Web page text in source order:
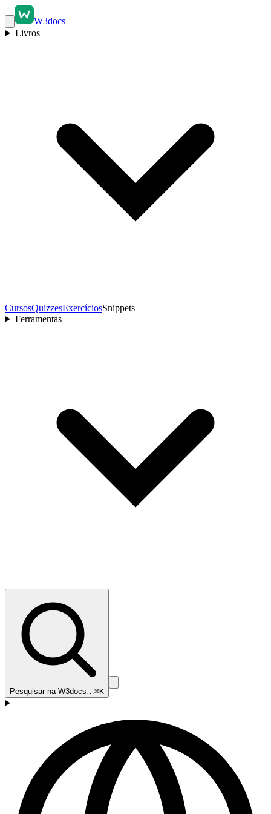
W3docs
Livros
CursosQuizzesExercíciosSnippets
Ferramentas
Pesquisar na W3docs…⌘K